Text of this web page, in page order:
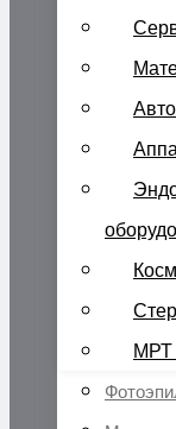
МРТ